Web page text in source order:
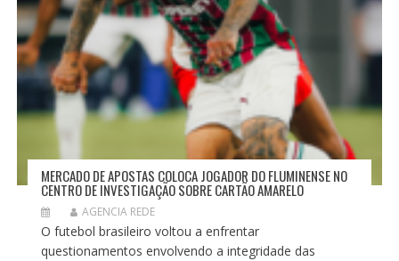
MERCADO DE APOSTAS COLOCA JOGADOR DO FLUMINENSE NO
CENTRO DE INVESTIGAÇÃO SOBRE CARTÃO AMARELO
AGENCIA REDE
O futebol brasileiro voltou a enfrentar
questionamentos envolvendo a integridade das